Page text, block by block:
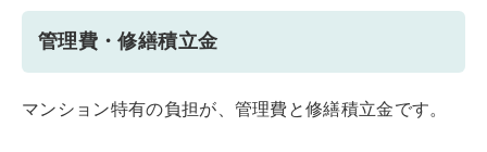
管理費・修繕積立金
マンション特有の負担が、管理費と修繕積立金です。